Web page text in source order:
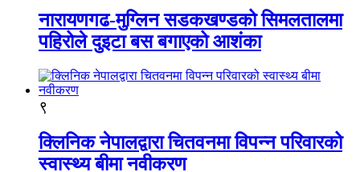
नारायणगढ-मुग्लिन सडकखण्डको सिमलतालमा
पहिरोले दुइटा बस बगाएको आशंका
९
क्लिनिक नेपालद्वारा चितवनमा विपन्न परिवारको
स्वास्थ्य बीमा नवीकरण